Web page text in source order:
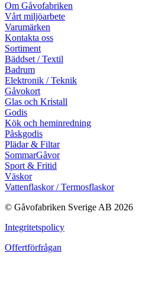
Om Gåvofabriken
Vårt miljöarbete
Varumärken
Kontakta oss
Sortiment
Bäddset / Textil
Badrum
Elektronik / Teknik
Gåvokort
Glas och Kristall
Godis
Kök och heminredning
Påskgodis
Plädar & Filtar
SommarGåvor
Sport & Fritid
Väskor
Vattenflaskor / Termosflaskor
© Gåvofabriken Sverige AB 2026
Integritetspolicy
Offertförfrågan